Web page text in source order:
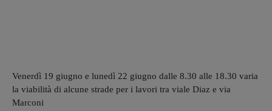
Venerdì 19 giugno e lunedì 22 giugno dalle 8.30 alle 18.30 varia
la viabilità di alcune strade per i lavori tra viale Diaz e via
Marconi